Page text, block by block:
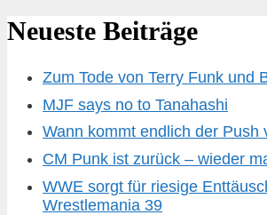
Neueste Beiträge
Zum Tode von Terry Funk und
MJF says no to Tanahashi
Wann kommt endlich der Push
CM Punk ist zurück – wieder
WWE sorgt für riesige
Wrestlemania 39